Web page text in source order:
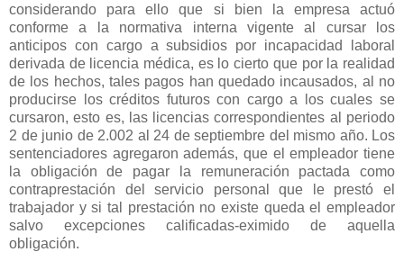
considerando para ello que si bien la empresa actuó
conforme a la normativa interna vigente al cursar los
anticipos con cargo a subsidios por incapacidad laboral
derivada de licencia médica, es lo cierto que por la realidad
de los hechos, tales pagos han quedado incausados, al no
producirse los créditos futuros con cargo a los cuales se
cursaron, esto es, las licencias correspondientes al periodo
2 de junio de 2.002 al 24 de septiembre del mismo año. Los
sentenciadores agregaron además, que el empleador tiene
la obligación de pagar la remuneración pactada como
contraprestación del servicio personal que le prestó el
trabajador y si tal prestación no existe queda el empleador
salvo excepciones calificadas-eximido de aquella
obligación.